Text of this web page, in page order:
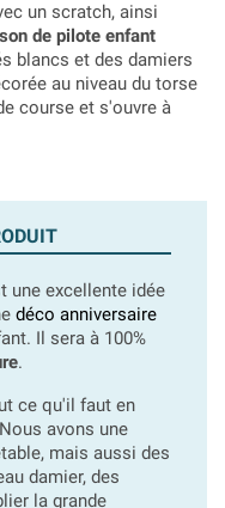
un scratch, ainsi
de pilote enfant
blancs et des damiers
au niveau du torse
course et s'ouvre à
une excellente idée
déco anniversaire
Il sera à 100%
.
ce qu'il faut en
avons une
mais aussi des
damier, des
la grande